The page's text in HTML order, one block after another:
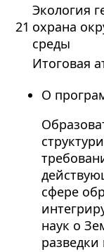
21
Экология
охрана
среды
Итоговая
О
сфере
наук о
разведки